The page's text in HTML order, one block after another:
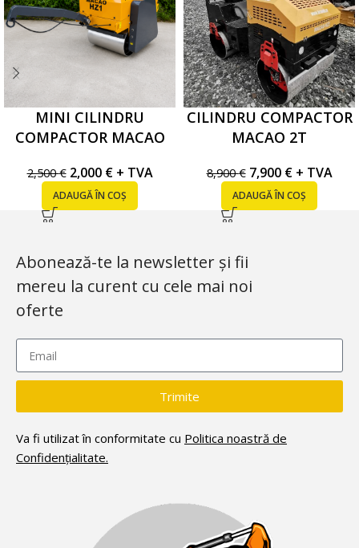
MINI CILINDRU
COMPACTOR MACAO
2,500€ 2,000 € + TVA
ADAUGĂ ÎN COȘ
CILINDRU COMPACTOR
MACAO 2T
8,900€ 7,900 € + TVA
ADAUGĂ ÎN COȘ
Abonează-te la newsletter și fii
mereu la curent cu cele mai noi
oferte
Trimite
Va fi utilizat în conformitate cu Politica noastră de
Confidențialitate.